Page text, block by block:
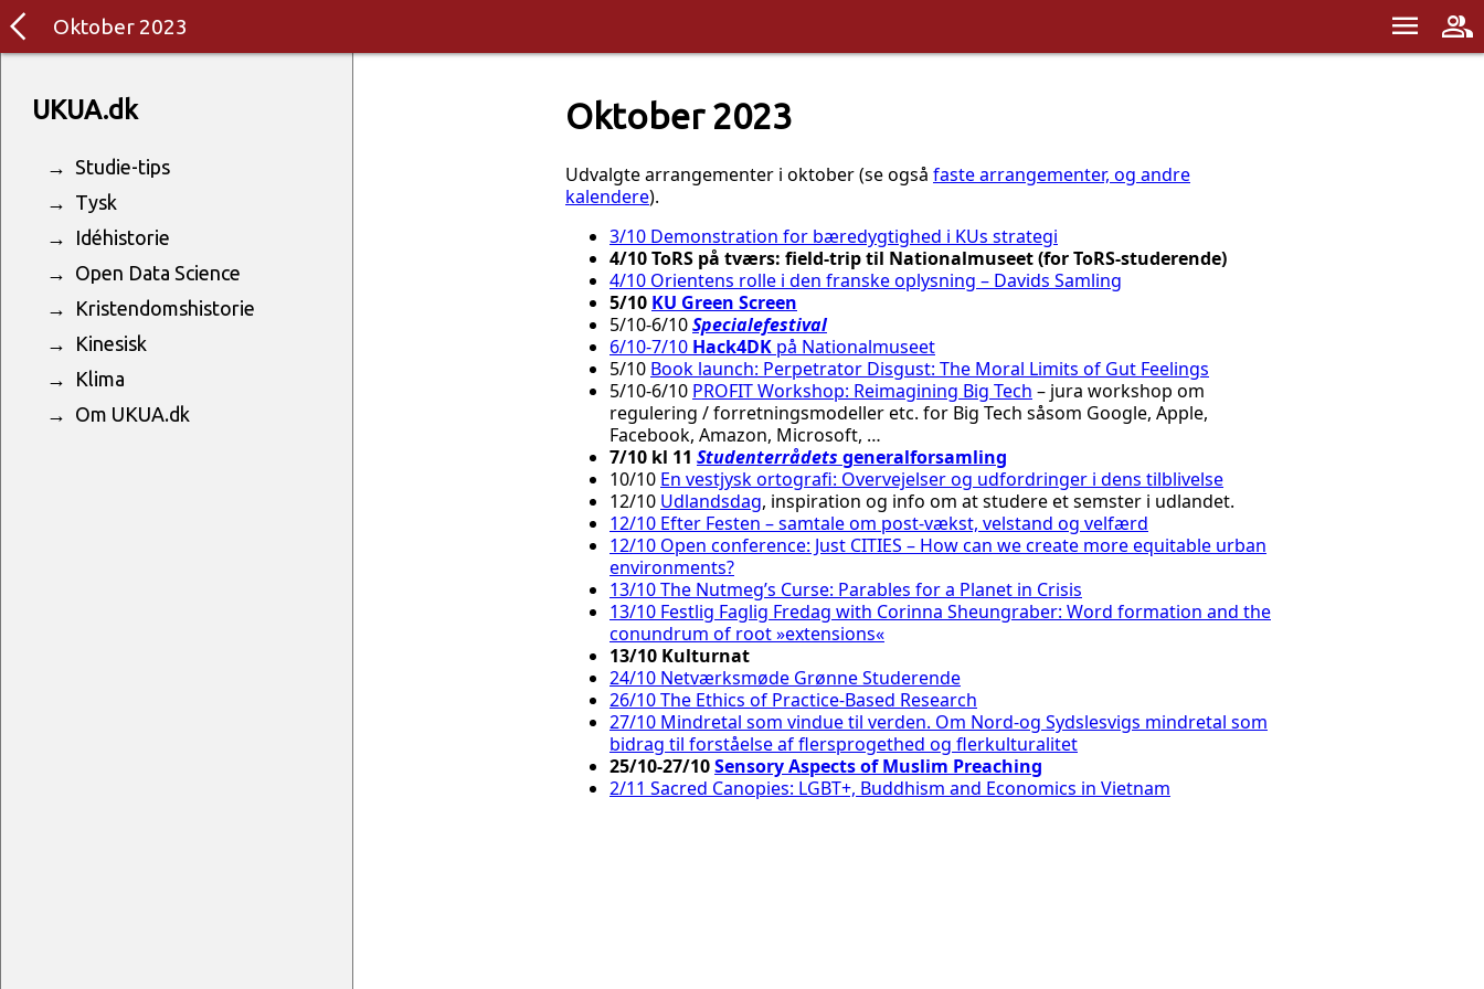
arrow_back_ios Oktober 2023 menu group
UKUA.dk
Studie-tips
Tysk
Idéhistorie
Open Data Science
Kristendoms­historie
Kinesisk
Klima
Om UKUA.dk
Oktober 2023
Udvalgte arrangementer i oktober (se også faste arrangementer, og andre
kalendere).
3/10 Demonstration for bæredygtighed i KUs strategi
4/10 ToRS på tværs: field-trip til Nationalmuseet (for ToRS-studerende)
4/10 Orientens rolle i den franske oplysning – Davids Samling
5/10 KU Green Screen
5/10-6/10Specialefestival
6/10-7/10 Hack4DK på Nationalmuseet
5/10 Book launch: Perpetrator Disgust: The Moral Limits of Gut Feelings
5/10-6/10 PROFIT Workshop: Reimagining Big Tech – jura workshop om
regulering / forretningsmodeller etc. for Big Tech såsom Google, Apple,
Facebook, Amazon, Microsoft, …
7/10 kl 11 Studenterrådets generalforsamling
10/10 En vestjysk ortografi: Overvejelser og udfordringer i dens tilblivelse
12/10 Udlandsdag, inspiration og info om at studere et semster i udlandet.
12/10 Efter Festen – samtale om post-vækst, velstand og velfærd
12/10 Open conference: Just CITIES – How can we create more equitable urban
environments?
13/10 The Nutmeg’s Curse: Parables for a Planet in Crisis
13/10 Festlig Faglig Fredag with Corinna Sheungraber: Word formation and the
conundrum of root »extensions«
13/10 Kulturnat
24/10 Netværksmøde Grønne Studerende
26/10 The Ethics of Practice-Based Research
27/10 Mindretal som vindue til verden. Om Nord-og Sydslesvigs mindretal som
bidrag til forståelse af flersprogethed og flerkulturalitet
25/10-27/10Sensory Aspects of Muslim Preaching
2/11 Sacred Canopies: LGBT+, Buddhism and Economics in Vietnam